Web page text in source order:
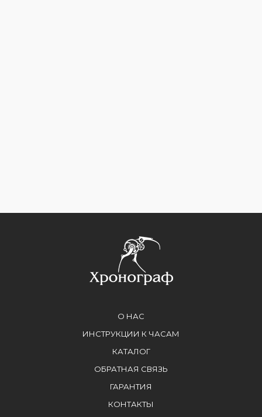
О НАС
ИНСТРУКЦИИ К ЧАСАМ
КАТАЛОГ
ОБРАТНАЯ СВЯЗЬ
ГАРАНТИЯ
КОНТАКТЫ